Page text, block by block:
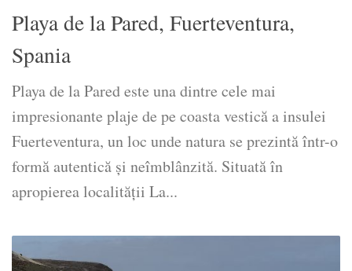
Playa de la Pared, Fuerteventura,
Spania
Playa de la Pared este una dintre cele mai
impresionante plaje de pe coasta vestică a insulei
Fuerteventura, un loc unde natura se prezintă într-o
formă autentică și neîmblânzită. Situată în
apropierea localității La...